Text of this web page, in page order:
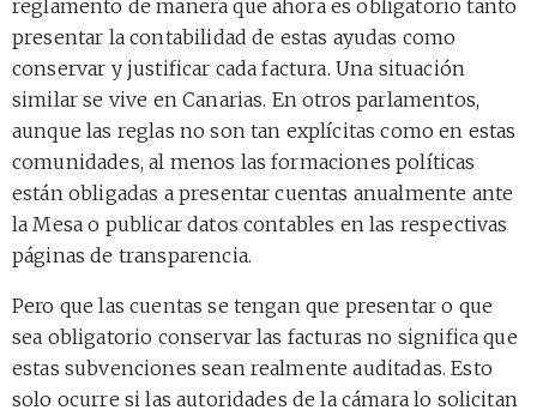
reglamento de manera que ahora es obligatorio tanto
presentar la contabilidad de estas ayudas como
conservar y justificar cada factura. Una situación
similar se vive en Canarias. En otros parlamentos,
aunque las reglas no son tan explícitas como en estas
comunidades, al menos las formaciones políticas
están obligadas a presentar cuentas anualmente ante
la Mesa o publicar datos contables en las respectivas
páginas de transparencia.
Pero que las cuentas se tengan que presentar o que
sea obligatorio conservar las facturas no significa que
estas subvenciones sean realmente auditadas. Esto
solo ocurre si las autoridades de la cámara lo solicitan